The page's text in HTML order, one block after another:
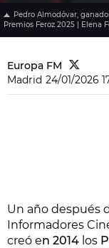
Pedro Almodóvar,
Premios Feroz 2025 | Elena
Europa FM
Madrid 24/01/2026
Un año después
Informadores
creó en 2014 los